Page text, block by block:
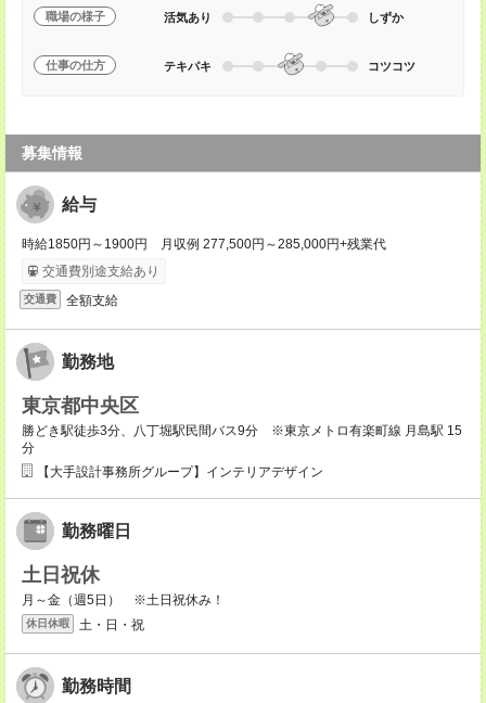
職場の様子 活気あり しずか
仕事の仕方 テキパキ コツコツ
募集情報
給与
時給1850円～1900円 月収例 277,500円～285,000円+残業代
交通費別途支給あり
交通費 全額支給
勤務地
東京都中央区
勝どき駅徒歩3分、八丁堀駅民間バス9分 ※東京メトロ有楽町線 月島駅 15
分
【大手設計事務所グループ】インテリアデザイン
勤務曜日
土日祝休
月～金（週5日） ※土日祝休み！
休日休暇 土・日・祝
勤務時間